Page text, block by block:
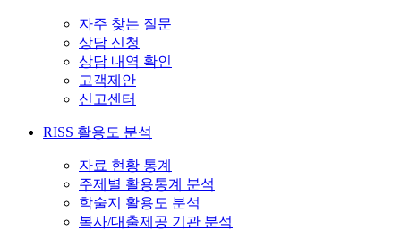
자주 찾는 질문
상담 신청
상담 내역 확인
고객제안
신고센터
RISS 활용도 분석
자료 현황 통계
주제별 활용통계 분석
학술지 활용도 분석
복사/대출제공 기관 분석